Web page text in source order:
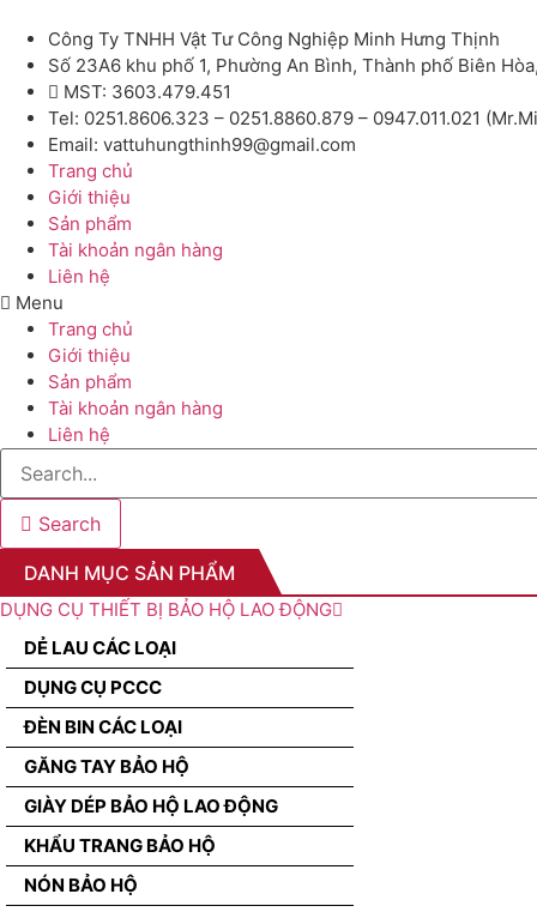
Công Ty TNHH Vật Tư Công Nghiệp Minh Hưng Thịnh
Số 23A6 khu phố 1, Phường An Bình, Thành phố Biên
MST: 3603.479.451
Tel: 0251.8606.323 – 0251.8860.879 – 0947.011.021
Email: vattuhungthinh99@gmail.com
Trang chủ
Giới thiệu
Sản phẩm
Tài khoản ngân hàng
Liên hệ
Menu
Trang chủ
Giới thiệu
Sản phẩm
Tài khoản ngân hàng
Liên hệ
Search
DANH MỤC SẢN PHẨM
DỤNG CỤ THIẾT BỊ BẢO HỘ LAO ĐỘNG
DẺ LAU CÁC LOẠI
DỤNG CỤ PCCC
ĐÈN BIN CÁC LOẠI
GĂNG TAY BẢO HỘ
GIÀY DÉP BẢO HỘ LAO ĐỘNG
KHẨU TRANG BẢO HỘ
NÓN BẢO HỘ